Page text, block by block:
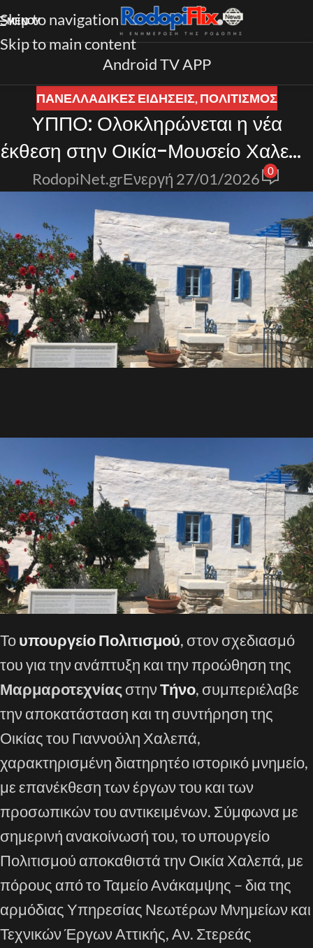
Skip to navigation
Skip to main content
ΜΕΝΟΎ
Android TV APP
ΠΑΝΕΛΛΑΔΙΚΈΣ ΕΙΔΉΣΕΙΣ,ΠΟΛΙΤΙΣΜΟΣ
ΥΠΠΟ: Ολοκληρώνεται η νέα
έκθεση στην Οικία-Μουσείο Χαλεπά
στην Τήνο
RodopiNet.grΕνεργή 27/01/2026 0
Τουπουργείο Πολιτισμού, στον σχεδιασμό
του για την ανάπτυξη και την προώθηση της
ΜαρμαροτεχνίαςστηνΤήνο, συμπεριέλαβε
την αποκατάσταση και τη συντήρηση της
Οικίας του Γιαννούλη Χαλεπά,
χαρακτηρισμένη διατηρητέο ιστορικό μνημείο,
με επανέκθεση των έργων του και των
προσωπικών του αντικειμένων. Σύμφωνα με
σημερινή ανακοίνωσή του, το υπουργείο
Πολιτισμού αποκαθιστά την Οικία Χαλεπά, με
πόρους από το Ταμείο Ανάκαμψης – δια της
αρμόδιας Υπηρεσίας Νεωτέρων Μνημείων και
Τεχνικών Έργων Αττικής, Αν. Στερεάς